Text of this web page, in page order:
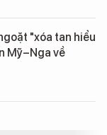
"xóa tan hiểu
Mỹ–Nga về